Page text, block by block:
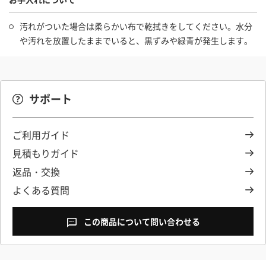
汚れがついた場合は柔らかい布で乾拭きをしてください。水分
や汚れを放置したままでいると、黒ずみや緑青が発生します。
サポート
ご利用ガイド
見積もりガイド
返品・交換
よくある質問
この商品について問い合わせる